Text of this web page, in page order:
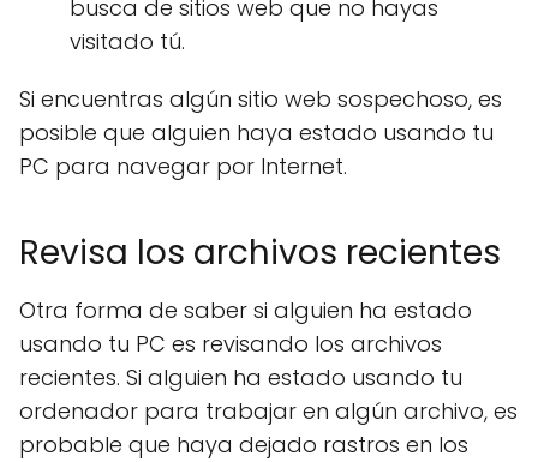
busca de sitios web que no hayas
visitado tú.
Si encuentras algún sitio web sospechoso, es
posible que alguien haya estado usando tu
PC para navegar por Internet.
Revisa los archivos recientes
Otra forma de saber si alguien ha estado
usando tu PC es revisando los archivos
recientes. Si alguien ha estado usando tu
ordenador para trabajar en algún archivo, es
probable que haya dejado rastros en los